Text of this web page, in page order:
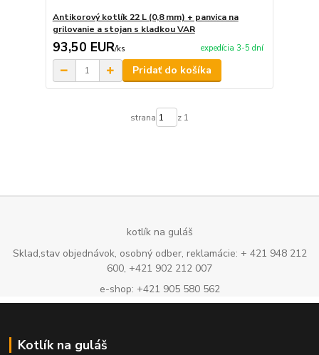
Antikorový kotlík 22 L (0,8 mm) + panvica na
grilovanie a stojan s kladkou VAR
93,50 EUR/ks expedícia 3-5 dní
Pridať do košíka
strana z 1
kotlík na guláš
Sklad,stav objednávok, osobný odber, reklamácie: + 421 948 212
600, +421 902 212 007
e-shop: +421 905 580 562
Kotlík na guláš